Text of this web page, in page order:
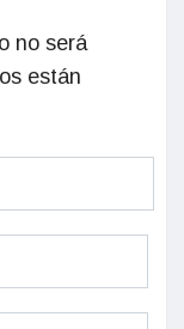
no será
están